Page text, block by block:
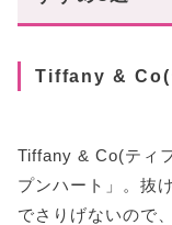
Tiffany & Co(
Tiffany & Co(ティ
プンハート」。抜
でさりげないので